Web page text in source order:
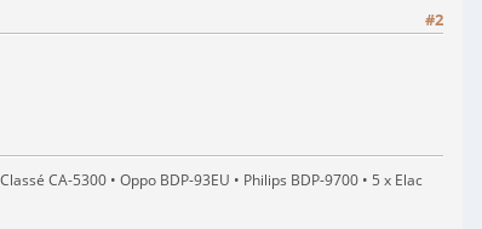
#2
CA-5300 • Oppo BDP-93EU • Philips BDP-9700 • 5 x Elac